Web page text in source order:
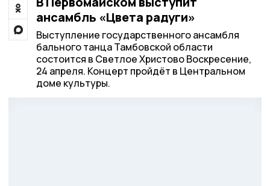
ансамбль «Цвета радуги»
Выступление государственного ансамбля
бального танца Тамбовской области
состоится в Светлое Христово Воскресение,
24 апреля. Концерт пройдёт в Центральном
доме культуры.